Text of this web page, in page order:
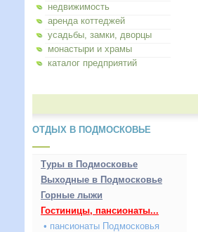
недвижимость
аренда коттеджей
усадьбы, замки, дворцы
монастыри и храмы
каталог предприятий
ОТДЫХ В ПОДМОСКОВЬЕ
Туры в Подмосковье
Выходные в Подмосковье
Горные лыжи
Гостиницы, пансионаты...
• пансионаты Подмосковья